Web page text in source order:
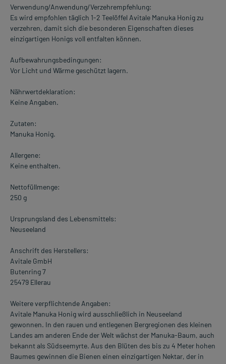
Verwendung/Anwendung/Verzehrempfehlung:
Es wird empfohlen täglich 1-2 Teelöffel Avitale Manuka Honig zu
verzehren, damit sich die besonderen Eigenschaften dieses
einzigartigen Honigs voll entfalten können.
Aufbewahrungsbedingungen:
Vor Licht und Wärme geschützt lagern.
Nährwertdeklaration:
Keine Angaben.
Zutaten:
Manuka Honig.
Allergene:
Keine enthalten.
Nettofüllmenge:
250 g
Ursprungsland des Lebensmittels:
Neuseeland
Anschrift des Herstellers:
Avitale GmbH
Butenring 7
25479 Ellerau
Weitere verpflichtende Angaben:
Avitale Manuka Honig wird ausschließlich in Neuseeland
gewonnen. In den rauen und entlegenen Bergregionen des kleinen
Landes am anderen Ende der Welt wächst der Manuka-Baum, auch
bekannt als Südseemyrte. Aus den Blüten des bis zu 4 Meter hohen
Baumes gewinnen die Bienen einen einzigartigen Nektar, der in